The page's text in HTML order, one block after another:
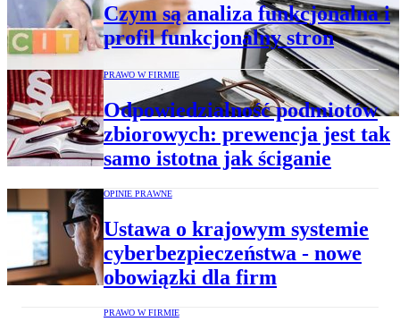
Czym są analiza funkcjonalna i
profil funkcjonalny stron
PRAWO W FIRMIE
Odpowiedzialność podmiotów
zbiorowych: prewencja jest tak
samo istotna jak ściganie
OPINIE PRAWNE
Ustawa o krajowym systemie
cyberbezpieczeństwa - nowe
obowiązki dla firm
PRAWO W FIRMIE